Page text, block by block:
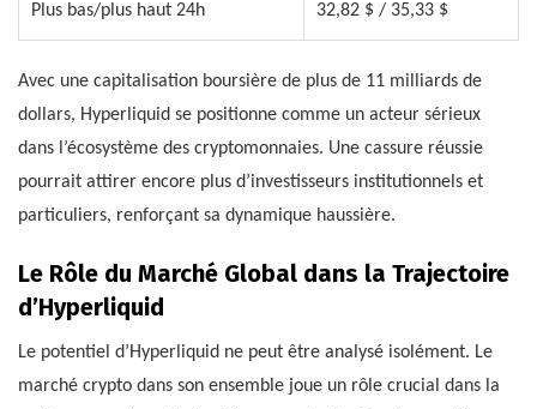
Plus bas/plus haut 24h 32,82 $ / 35,33 $
Avec une capitalisation boursière de plus de 11 milliards de
dollars, Hyperliquid se positionne comme un acteur sérieux
dans l’écosystème des cryptomonnaies. Une cassure réussie
pourrait attirer encore plus d’investisseurs institutionnels et
particuliers, renforçant sa dynamique haussière.
Le Rôle du Marché Global dans la Trajectoire
d’Hyperliquid
Le potentiel d’Hyperliquid ne peut être analysé isolément. Le
marché crypto dans son ensemble joue un rôle crucial dans la